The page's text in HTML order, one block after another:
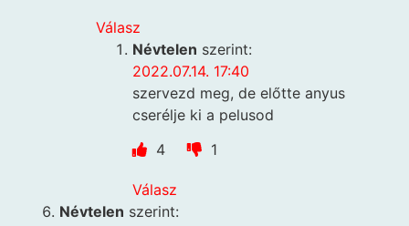
Válasz
Névtelen szerint:
2022.07.14. 17:40
szervezd meg, de előtte anyus
cserélje ki a pelusod
4
1
Válasz
Névtelen szerint: